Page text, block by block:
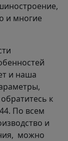
и многие
и наша
к
По всем
и
можно